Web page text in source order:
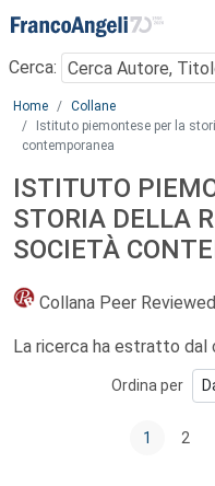
Menu
Cerca:
Main content
Home
Collane
Istituto piemontese per la
contemporanea
ISTITUTO
STORIA DELLA
SOCIETÀ
Collana Peer Reviewed
La ricerca ha estratto dal
Ordina per
1 2